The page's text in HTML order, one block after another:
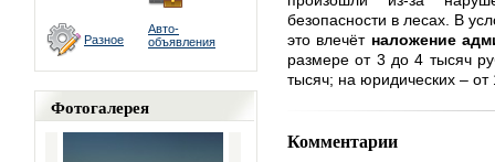
Разное
Авто-
объявления
Фотогалерея
безопасности в лесах. В
это влечётналожение
размере от 3 до 4 тысяч
тысяч; на юридических –
Комментарии